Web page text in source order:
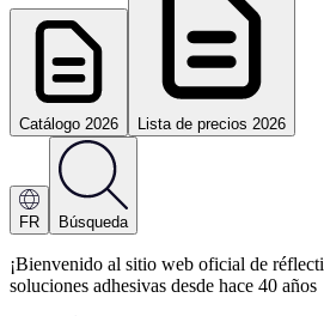
Catálogo 2026 Lista de precios 2026
FR Búsqueda
¡Bienvenido al sitio web oficial de
soluciones adhesivas desde hace 40 años